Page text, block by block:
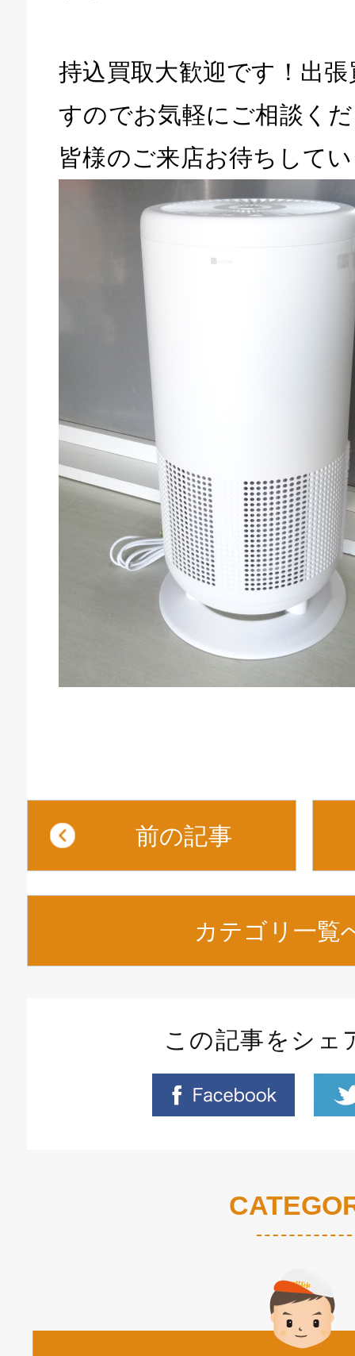
持込買取大歓迎です！出
すのでお気軽にご相談く
皆様のご来店お待ちして
前の記事
カテゴリ一覧
この記事をシェ
ドキ 磐田店
生活館 豊橋東脇本店